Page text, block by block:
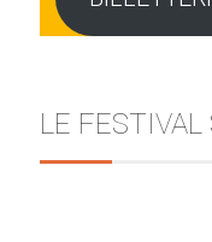
LE FESTIVAL